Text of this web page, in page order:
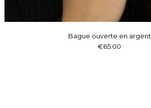
Bague ouverte en argent
€65.00